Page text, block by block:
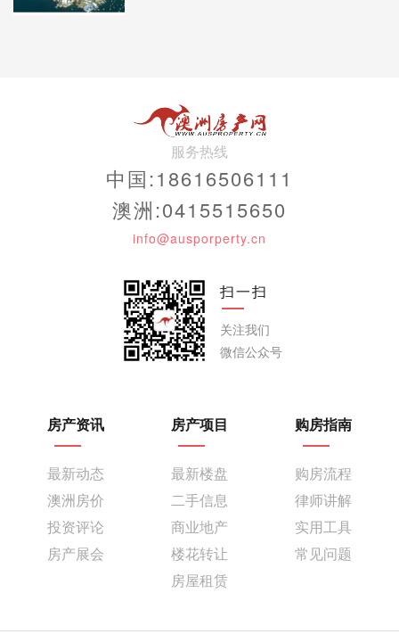
服务热线
中国:18616506111
澳洲:0415515650
info@ausporperty.cn
扫一扫
关注我们
微信公众号
房产资讯
最新动态
澳洲房价
投资评论
房产展会
房产项目
最新楼盘
二手信息
商业地产
楼花转让
房屋租赁
购房指南
购房流程
律师讲解
实用工具
常见问题